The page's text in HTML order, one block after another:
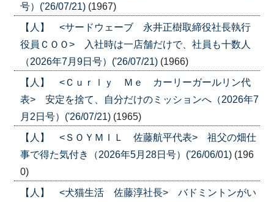
号）('26/07/21) (1967)
【人】 <サードウェーブ 永井正樹取締役社長執行
役員ＣＯＯ> 入社時は一店舗だけで、社員も十数人
（2026年7月9日号）('26/07/21) (1966)
【人】 <Ｃｕｒｌｙ Ｍｅ カーリーガールリン代
表> 安定を捨て、自分だけのミッションへ（2026年7
月2日号）('26/07/21) (1965)
【人】 <ＳＯＹＭＩＬ 佐藤航平代表> 祖父の畑仕
事で得た気付き（2026年5月28日号）('26/06/01) (196
0)
【人】 <犬猫生活 佐藤淳社長> バドミントンがい